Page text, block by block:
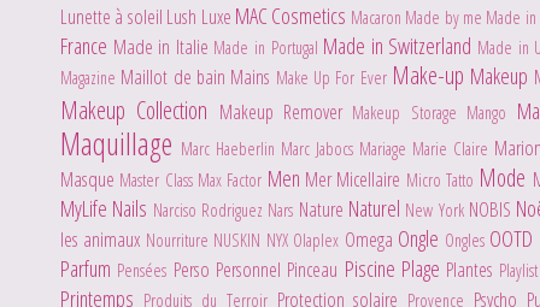
Lunette à soleil Lush Luxe MAC Cosmetics Macaron Made by me Made
France Made in Italie Made in Portugal Made in Switzerland Made in
Magazine Maillot de bain Mains Make Up For Ever Make-up Makeup
Makeup Collection Makeup Remover Makeup Storage Mango
Maquillage Marc Haeberlin Marc Jabocs Mariage Marie Claire
Masque Master Class Max Factor Men MerMicellaire Micro Tatto Mode
MyLife Nails Narciso Rodriguez Nars Nature Naturel New York NOBIS
les animaux Nourriture NUSKIN NYX Olaplex Omega Ongle Ongles OOTD
Parfum Pensées Perso Personnel Pinceau Piscine Plage Plantes
Printemps Produits du Terroir Protection solaire Provence Psycho